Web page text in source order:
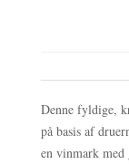
Denne fyldige,
på basis af
en vinmark